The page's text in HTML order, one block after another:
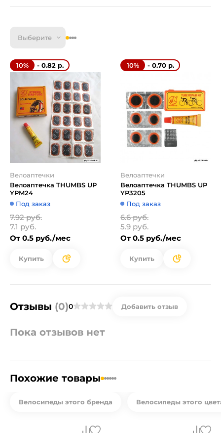
Выберите
10% - 0.82 р.
Велоаптечки
Велоаптечка THUMBS UP
YPM24
Под заказ
7.92 руб.
7.1 руб.
От 0.5 руб./мес
Купить
10% - 0.70 р.
Велоаптечки
Велоаптечка THUMBS UP
YP3205
Под заказ
6.6 руб.
5.9 руб.
От 0.5 руб./мес
Купить
Отзывы (0)0 Добавить отзыв
Пока отзывов нет
Похожие товары
Велосипеды этого бренда Велосипеды этого